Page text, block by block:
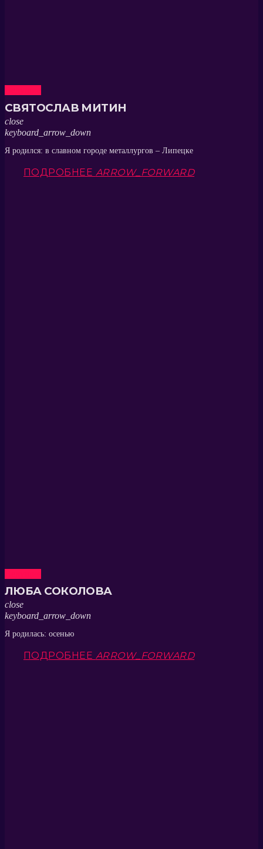
СВЯТОСЛАВ МИТИН
close
keyboard_arrow_down
Я родился: в славном городе металлургов – Липецке
ПОДРОБНЕЕ ARROW_FORWARD
ЛЮБА СОКОЛОВА
close
keyboard_arrow_down
Я родилась: осенью
ПОДРОБНЕЕ ARROW_FORWARD